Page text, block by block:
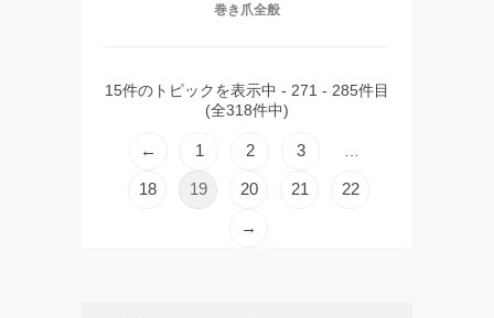
巻き爪全般
15件のトピックを表示中 - 271 - 285件目
(全318件中)
← 1 2 3
18 19 20 21 22
→